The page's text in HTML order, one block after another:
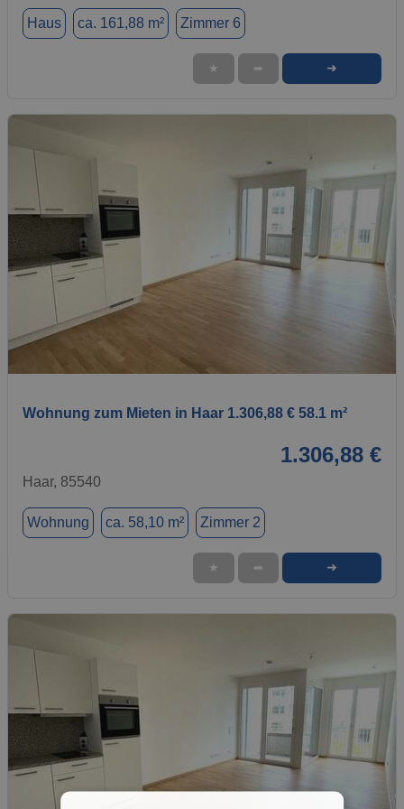
Haus ca. 161,88 m² Zimmer 6
★ ➦ ➜
Wohnung zum Mieten in Haar 1.306,88 € 58.1 m²
1.306,88 €
Haar, 85540
Wohnung ca. 58,10 m² Zimmer 2
★ ➦ ➜